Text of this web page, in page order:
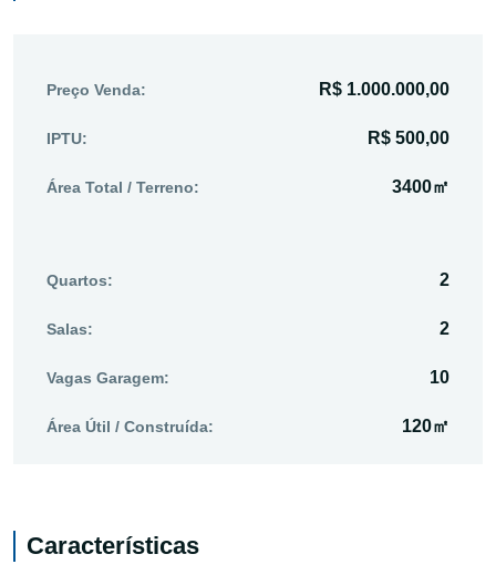
Preço Venda: R$ 1.000.000,00
IPTU: R$ 500,00
Área Total / Terreno: 3400㎡
Quartos: 2
Salas: 2
Vagas Garagem: 10
Área Útil / Construída: 120㎡
Características